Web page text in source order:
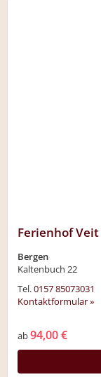
Ferienhof Veit
Bergen
Kaltenbuch 22
Tel.0157 85073031
Kontaktformular »
ab94,00 €